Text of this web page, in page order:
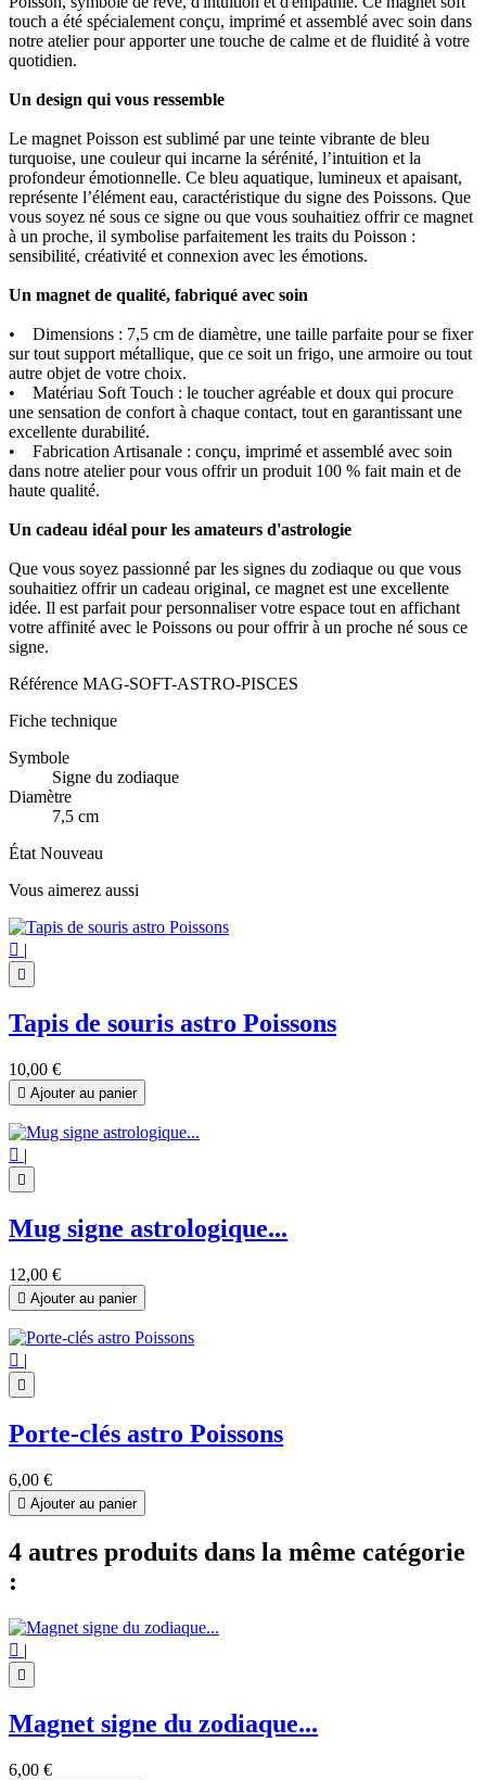
touch a été spécialement conçu, imprimé et assemblé avec soin dans
notre atelier pour apporter une touche de calme et de fluidité à votre
quotidien.
Un design qui vous ressemble
Le magnet Poisson est sublimé par une teinte vibrante de bleu
turquoise, une couleur qui incarne la sérénité, l’intuition et la
profondeur émotionnelle. Ce bleu aquatique, lumineux et apaisant,
représente l’élément eau, caractéristique du signe des Poissons. Que
vous soyez né sous ce signe ou que vous souhaitiez offrir ce magnet
à un proche, il symbolise parfaitement les traits du Poisson :
sensibilité, créativité et connexion avec les émotions.
Un magnet de qualité, fabriqué avec soin
• Dimensions : 7,5 cm de diamètre, une taille parfaite pour se fixer
sur tout support métallique, que ce soit un frigo, une armoire ou tout
autre objet de votre choix.
• Matériau Soft Touch : le toucher agréable et doux qui procure
une sensation de confort à chaque contact, tout en garantissant une
excellente durabilité.
• Fabrication Artisanale : conçu, imprimé et assemblé avec soin
dans notre atelier pour vous offrir un produit 100 % fait main et de
haute qualité.
Un cadeau idéal pour les amateurs d'astrologie
Que vous soyez passionné par les signes du zodiaque ou que vous
souhaitiez offrir un cadeau original, ce magnet est une excellente
idée. Il est parfait pour personnaliser votre espace tout en affichant
votre affinité avec le Poissons ou pour offrir à un proche né sous ce
signe.
Référence MAG-SOFT-ASTRO-PISCES
Fiche technique
Symbole
Signe du zodiaque
Diamètre
7,5 cm
ÉtatNouveau
Vous aimerez aussi
 |

Tapis de souris astro Poissons
10,00 €
 Ajouter au panier
 |

Mug signe astrologique...
12,00 €
 Ajouter au panier
 |

Porte-clés astro Poissons
6,00 €
 Ajouter au panier
4 autres produits dans la même catégorie
:
 |

Magnet signe du zodiaque...
6,00 €